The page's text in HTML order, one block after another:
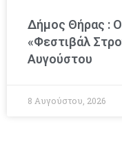
Δήμος Θήρας :
«Φεστιβάλ
Αυγούστου
8 Αυγούστου, 2026